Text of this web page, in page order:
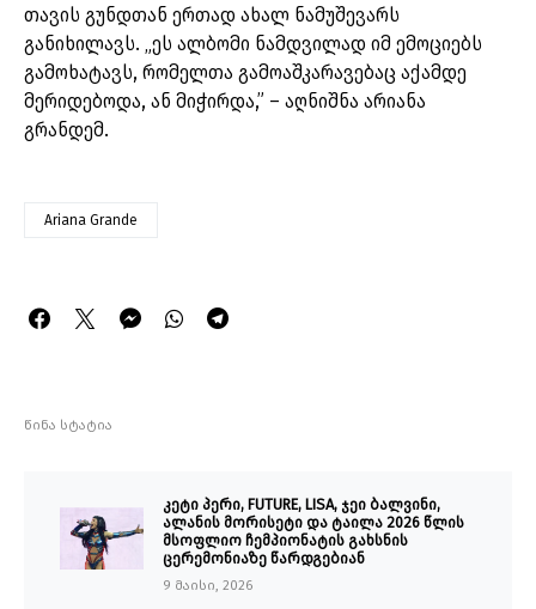
თავის გუნდთან ერთად ახალ ნამუშევარს
განიხილავს. „ეს ალბომი ნამდვილად იმ ემოციებს
გამოხატავს, რომელთა გამოაშკარავებაც აქამდე
მერიდებოდა, ან მიჭირდა,” – აღნიშნა არიანა
გრანდემ.
Ariana Grande
წინა სტატია
კეტი პერი, FUTURE, LISA, ჯეი ბალვინი,
ალანის მორისეტი და ტაილა 2026 წლის
მსოფლიო ჩემპიონატის გახსნის
ცერემონიაზე წარდგებიან
9 მაისი, 2026